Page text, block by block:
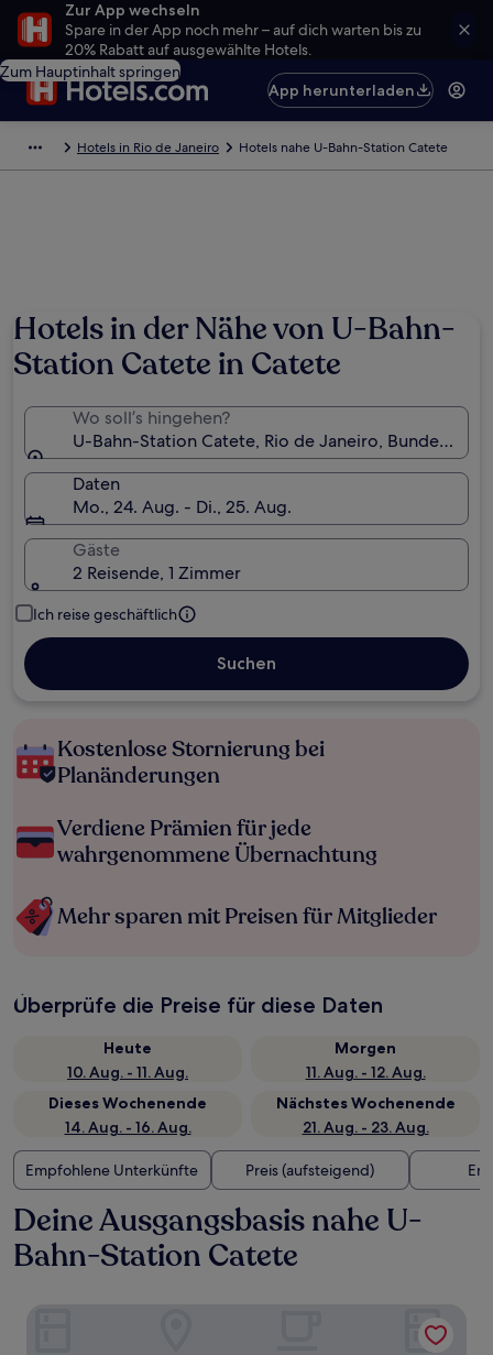
Zur App wechseln
Spare in der App noch mehr – auf dich warten bis zu
20% Rabatt auf ausgewählte Hotels.
Zum Hauptinhalt springen
App herunterladen
Hotels in Rio de Janeiro Hotels nahe U-Bahn-Station Catete
Hotels in der Nähe von U-Bahn-
Station Catete in Catete
Wo soll’s hingehen?
U-Bahn-Station Catete, Rio de Janeiro, Bundesstaat
Daten
Mo., 24. Aug. - Di., 25. Aug.
Gäste
2 Reisende, 1 Zimmer
Ich reise geschäftlich
Suchen
Kostenlose Stornierung bei
Planänderungen
Verdiene Prämien für jede
wahrgenommene Übernachtung
Mehr sparen mit Preisen für Mitglieder
Überprüfe die Preise für diese Daten
Heute
10. Aug. - 11. Aug.
Morgen
11. Aug. - 12. Aug.
Dieses Wochenende
14. Aug. - 16. Aug.
Nächstes Wochenende
21. Aug. - 23. Aug.
Empfohlene Unterkünfte Preis (aufsteigend)
Deine Ausgangsbasis nahe U-
Bahn-Station Catete